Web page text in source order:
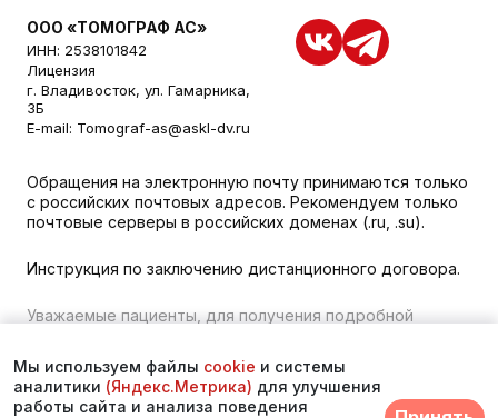
ООО «ТОМОГРАФ АС»
ИНН: 2538101842
Лицензия
г. Владивосток, ул. Гамарника,
3Б
E-mail: Tomograf-as@askl-dv.ru
Обращения на электронную почту принимаются только
с российских почтовых адресов. Рекомендуем только
почтовые серверы в российских доменах (.ru, .su).
Инструкция по заключению дистанционного договора.
Уважаемые пациенты, для получения подробной
помощью специальной формы связи или по телефону во
Владивостоке:+7 (423) 279-00-00. vk 373
Мы используем файлы cookie и системы
аналитики (Яндекс.Метрика) для улучшения
работы сайта и анализа поведения